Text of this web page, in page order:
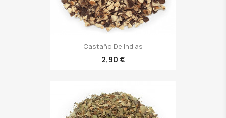
Castaño De Indias
2,90 €